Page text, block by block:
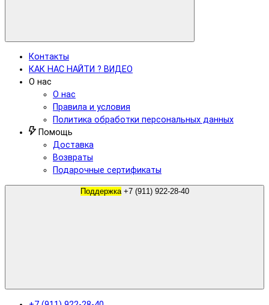
Контакты
КАК НАС НАЙТИ ? ВИДЕО
О нас
О нас
Правила и условия
Политика обработки персональных данных
Помощь
Доставка
Возвраты
Подарочные сертификаты
Поддержка +7 (911) 922-28-40